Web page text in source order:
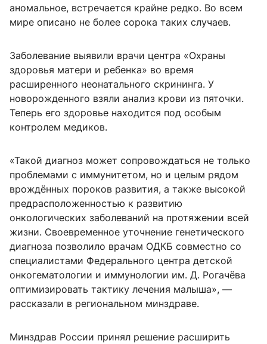
аномальное, встречается крайне редко. Во всем
мире описано не более сорока таких случаев.
Заболевание выявили врачи центра «Охраны
здоровья матери и ребенка» во время
расширенного неонатального скрининга. У
новорожденного взяли анализ крови из пяточки.
Теперь его здоровье находится под особым
контролем медиков.
«Такой диагноз может сопровождаться не только
проблемами с иммунитетом, но и целым рядом
врождённых пороков развития, а также высокой
предрасположенностью к развитию
онкологических заболеваний на протяжении всей
жизни. Своевременное уточнение генетического
диагноза позволило врачам ОДКБ совместно со
специалистами Федерального центра детской
онкогематологии и иммунологии им. Д. Рогачёва
оптимизировать тактику лечения малыша», —
рассказали в региональном минздраве.
Минздрав России принял решение расширить